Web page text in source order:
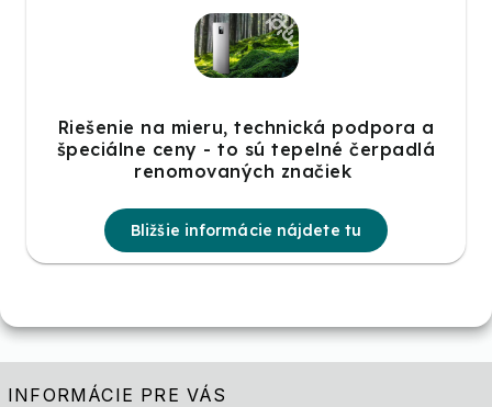
Riešenie na mieru, technická podpora a
špeciálne ceny - to sú tepelné čerpadlá
renomovaných značiek
Bližšie informácie nájdete tu
INFORMÁCIE PRE VÁS